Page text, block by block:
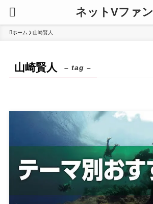
ネットVファン
ホーム 山崎賢人
山崎賢人 – tag –